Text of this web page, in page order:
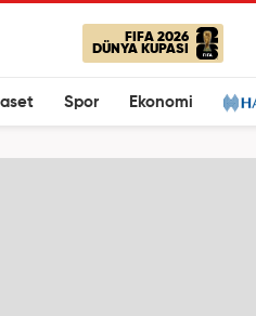
FIFA 2026
DÜNYA KUPASI
Spor Ekonomi